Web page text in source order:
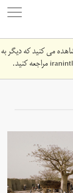
می کنید که دیگر به
مراجعه کنید.